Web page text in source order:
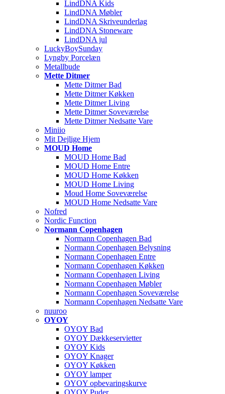
LindDNA Kids
LindDNA Møbler
LindDNA Skriveunderlag
LindDNA Stoneware
LindDNA jul
LuckyBoySunday
Lyngby Porcelæn
Metallbude
Mette Ditmer
Mette Ditmer Bad
Mette Ditmer Køkken
Mette Ditmer Living
Mette Ditmer Soveværelse
Mette Ditmer Nedsatte Vare
Miniio
Mit Dejlige Hjem
MOUD Home
MOUD Home Bad
MOUD Home Entre
MOUD Home Køkken
MOUD Home Living
Moud Home Soveværelse
MOUD Home Nedsatte Vare
Nofred
Nordic Function
Normann Copenhagen
Normann Copenhagen Bad
Normann Copenhagen Belysning
Normann Copenhagen Entre
Normann Copenhagen Køkken
Normann Copenhagen Living
Normann Copenhagen Møbler
Normann Copenhagen Soveværelse
Normann Copenhagen Nedsatte Vare
nuuroo
OYOY
OYOY Bad
OYOY Dækkeservietter
OYOY Kids
OYOY Knager
OYOY Køkken
OYOY lamper
OYOY opbevaringskurve
OYOY Puder